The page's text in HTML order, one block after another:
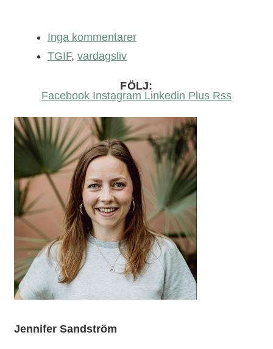
Inga kommentarer
TGIF, vardagsliv
FÖLJ:
Facebook Instagram Linkedin Plus Rss
Jennifer Sandström